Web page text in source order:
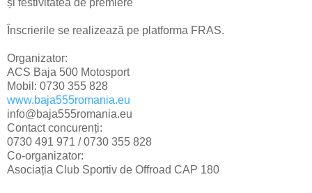
și festivitatea de premiere
Înscrierile se realizează pe platforma FRAS.
Organizator:
ACS Baja 500 Motosport
Mobil: 0730 355 828
www.baja555romania.eu
info@baja555romania.eu
Contact concurenți:
0730 491 971 / 0730 355 828
Co-organizator:
Asociația Club Sportiv de Offroad CAP 180